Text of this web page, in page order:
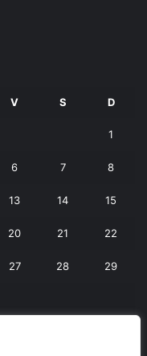
V S D
1
6 7 8
13 14 15
20 21 22
27 28 29